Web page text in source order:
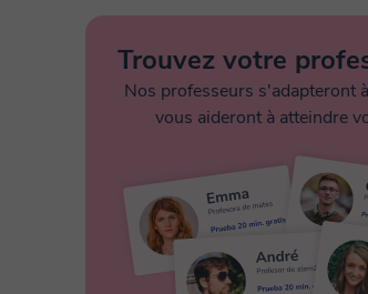
Trouvez votre
Nos professeurs s'adapteront
vous aideront à atteindre